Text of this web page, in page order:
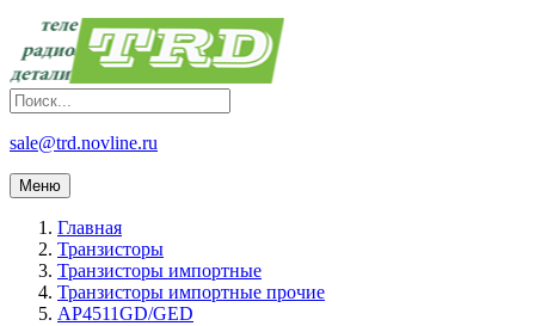
sale@trd.novline.ru
Меню
Главная
Транзисторы
Транзисторы импортные
Транзисторы импортные прочие
AP4511GD/GED